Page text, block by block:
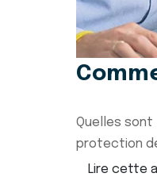
Quelles sont
protection
Lire cette